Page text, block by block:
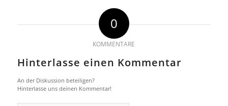
0
KOMMENTARE
Hinterlasse einen Kommentar
An der Diskussion beteiligen?
Hinterlasse uns deinen Kommentar!